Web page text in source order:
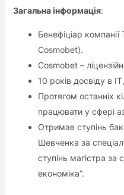
Загальна інформація:
Бенефіціар
Cosmobet).
Cosmobet –
10 років досвіду в
Протягом останніх
працювати у сфері
Отримав ступінь
Шевченка за
ступінь магістра за
економіка”.